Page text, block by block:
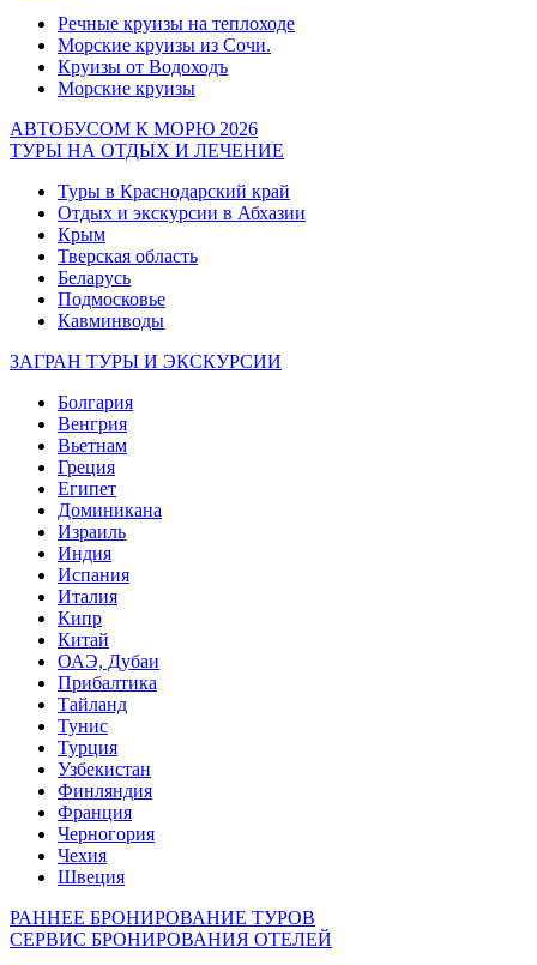
Речные круизы на теплоходе
Морские круизы из Сочи.
Круизы от Водоходъ
Морские круизы
АВТОБУСОМ К МОРЮ 2026
ТУРЫ НА ОТДЫХ И ЛЕЧЕНИЕ
Туры в Краснодарский край
Отдых и экскурсии в Абхазии
Крым
Тверская область
Беларусь
Подмосковье
Кавминводы
ЗАГРАН ТУРЫ И ЭКСКУРСИИ
Болгария
Венгрия
Вьетнам
Греция
Египет
Доминикана
Израиль
Индия
Испания
Италия
Кипр
Китай
ОАЭ, Дубаи
Прибалтика
Тайланд
Тунис
Турция
Узбекистан
Финляндия
Франция
Черногория
Чехия
Швеция
РАННЕЕ БРОНИРОВАНИЕ ТУРОВ
СЕРВИС БРОНИРОВАНИЯ ОТЕЛЕЙ